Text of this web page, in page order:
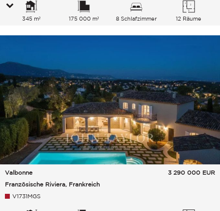
345 m² 175 000 m² 8 Schlafzimmer 12 Räume
Valbonne
Französische Riviera, Frankreich
3 290 000 EUR
V1731MGS